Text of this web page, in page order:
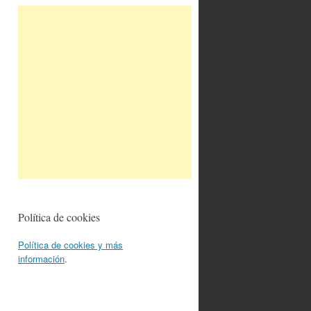
Política de cookies
Política de cookies y más
información.